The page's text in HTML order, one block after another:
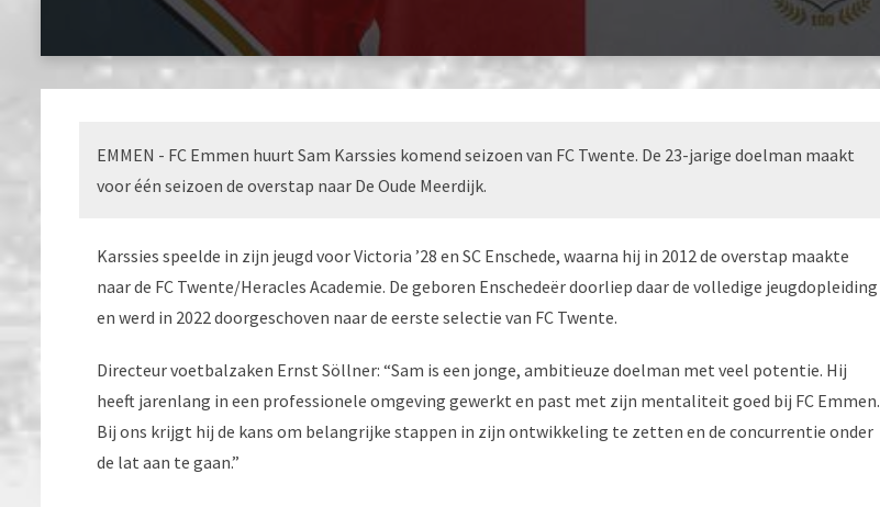
EMMEN - FC Emmen huurt Sam Karssies komend seizoen van FC Twente. De 23-jarige doelman maakt
voor één seizoen de overstap naar De Oude Meerdijk.
Karssies speelde in zijn jeugd voor Victoria ’28 en SC Enschede, waarna hij in 2012 de overstap maakte
naar de FC Twente/Heracles Academie. De geboren Enschedeër doorliep daar de volledige jeugdopleiding
en werd in 2022 doorgeschoven naar de eerste selectie van FC Twente.
Directeur voetbalzaken Ernst Söllner: “Sam is een jonge, ambitieuze doelman met veel potentie. Hij
heeft jarenlang in een professionele omgeving gewerkt en past met zijn mentaliteit goed bij FC Emmen.
Bij ons krijgt hij de kans om belangrijke stappen in zijn ontwikkeling te zetten en de concurrentie onder
de lat aan te gaan.”